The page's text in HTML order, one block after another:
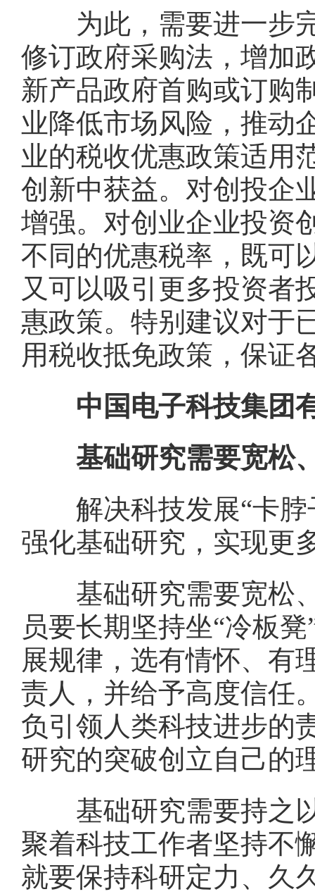
为此，需要进一步完
修订政府采购法，增加
新产品政府首购或订购
业降低市场风险，推动
业的税收优惠政策适用
创新中获益。对创投企
增强。对创业企业投资
不同的优惠税率，既可
又可以吸引更多投资者
惠政策。特别建议对于
用税收抵免政策，保证
中国电子科技集团有
基础研究需要宽松
解决科技发展“卡脖
强化基础研究，实现更
基础研究需要宽松、
员要长期坚持坐“冷板
展规律，选有情怀、有
责人，并给予高度信任
负引领人类科技进步的
研究的突破创立自己的
基础研究需要持之以
聚着科技工作者坚持不
就要保持科研定力、久